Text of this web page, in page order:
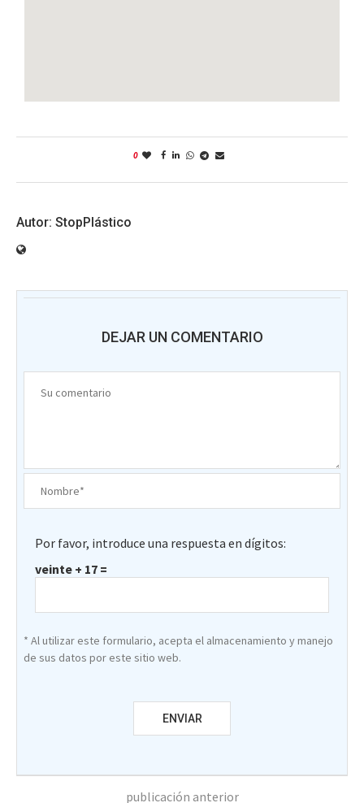
0
StopPlástico
DEJAR UN COMENTARIO
Por favor, introduce una respuesta en dígitos:
veinte + 17 =
* Al utilizar este formulario, acepta el almacenamiento y manejo
de sus datos por este sitio web.
publicación anterior